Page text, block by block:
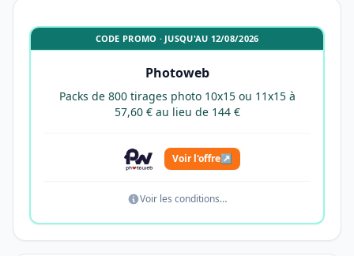
CODE PROMO · JUSQU'AU 12/08/2026
Photoweb
Packs de 800 tirages photo 10x15 ou 11x15 à
57,60 € au lieu de 144 €
Voir l'offre↗
Voir les conditions…